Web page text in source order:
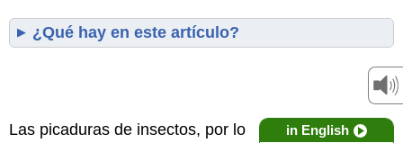
¿Qué hay en este artículo?
in English
Las picaduras de insectos, por lo